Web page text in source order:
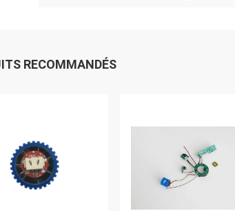
RECOMMANDÉS